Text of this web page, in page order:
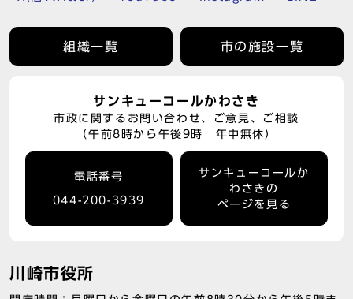
組織一覧 市の施設一覧
サンキューコールかわさき
市政に関するお問い合わせ、ご意見、ご相談
（午前8時から午後9時 年中無休）
電話番号
044-200-3939
サンキューコールか
わさきの
ページを見る
川崎市役所